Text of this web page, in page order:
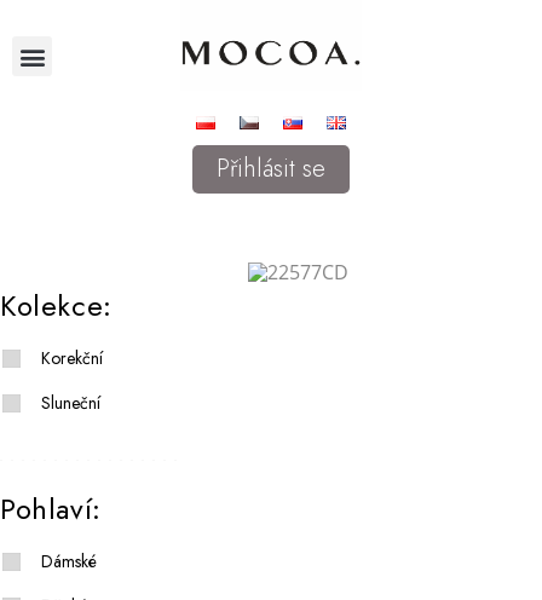
Přihlásit se
Kolekce:
Korekční
Sluneční
Pohlaví:
Dámské